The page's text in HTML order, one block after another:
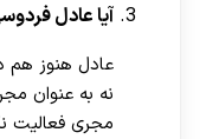
آیا عادل
نه به عنوان
مجری فعالیت